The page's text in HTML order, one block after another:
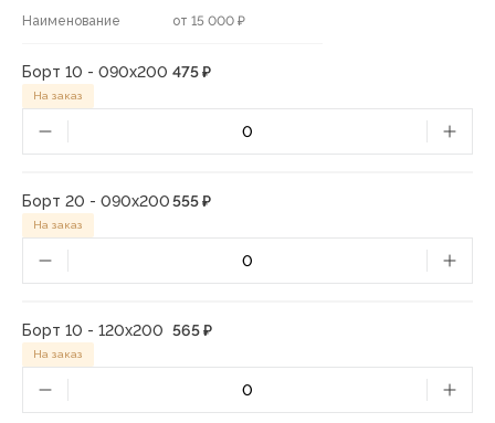
Наименование от 15 000 ₽
Борт 10 - 090х200
На заказ
475 ₽
Борт 20 - 090х200
На заказ
555 ₽
Борт 10 - 120х200
На заказ
565 ₽